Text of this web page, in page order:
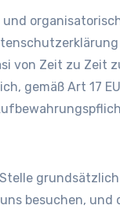
von Zeit zu
gemäß Art 17
besuchen,